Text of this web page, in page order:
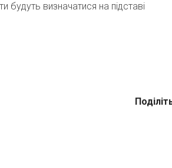
будуть визначатися на підставі